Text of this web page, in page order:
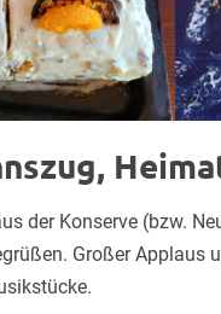
der Konserve (bzw.
Großer Applaus